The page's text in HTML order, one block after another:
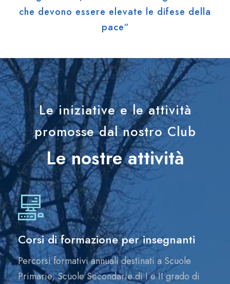
che devono essere elevate le difese della
pace“
Le iniziative e le attività
promosse dal nostro Club
Le nostre attività
Corsi di formazione per insegnanti
Percorsi formativi annuali destinati a Scuole
Primarie, Scuole Secondarie di I e II grado di